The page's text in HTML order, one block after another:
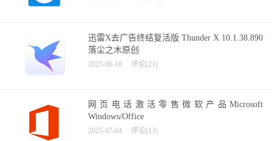
迅雷X去广告终结复活版 Thunder X 10.1.38.890
落尘之木原创
2025-06-18 评论(21)
网页电话激活零售微软产品Microsoft
Windows/Office
2025-07-04 评论(13)